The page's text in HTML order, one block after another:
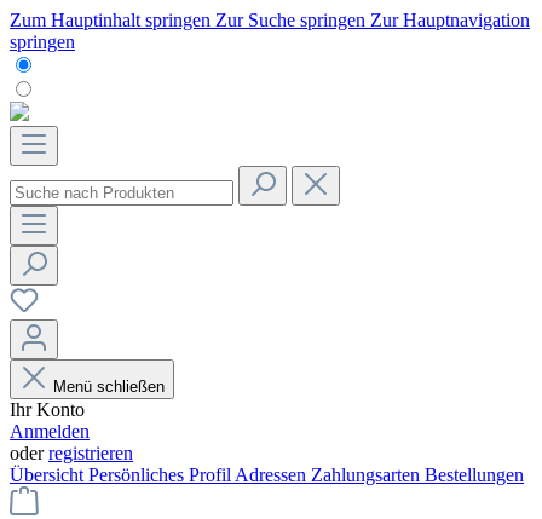
Zum Hauptinhalt springen Zur Suche springen Zur Hauptnavigation
springen
Menü schließen
Ihr Konto
Anmelden
oderregistrieren
Übersicht Persönliches Profil Adressen Zahlungsarten Bestellungen